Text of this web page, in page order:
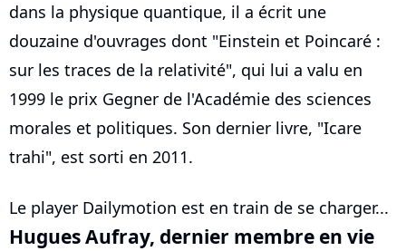
dans la physique quantique, il a écrit une
douzaine d'ouvrages dont "Einstein et Poincaré :
sur les traces de la relativité", qui lui a valu en
1999 le prix Gegner de l'Académie des sciences
morales et politiques. Son dernier livre, "Icare
trahi", est sorti en 2011.
Le player Dailymotion est en train de se charger...
Hugues Aufray, dernier membre en vie